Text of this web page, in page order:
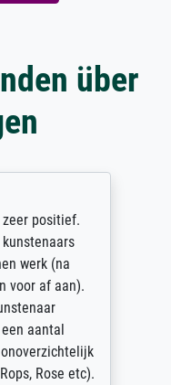
über
positief.
werk (na
voor af aan).
aantal
Rose etc).